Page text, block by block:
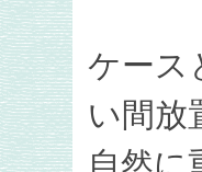
ケース
い間放
自然に